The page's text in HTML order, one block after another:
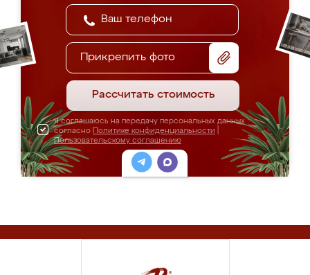
Прикрепить фото
Рассчитать стоимость
Я соглашаюсь на передачу персональных данных
согласно Политике конфиденциальности
Пользовательскому соглашению